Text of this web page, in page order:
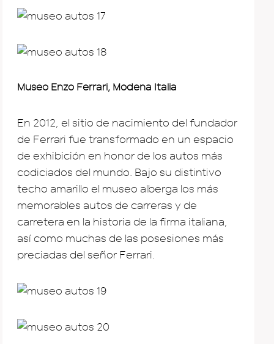
Museo Enzo Ferrari, Modena Italia
En 2012, el sitio de nacimiento del fundador
de Ferrari fue transformado en un espacio
de exhibición en honor de los autos más
codiciados del mundo. Bajo su distintivo
techo amarillo el museo alberga los más
memorables autos de carreras y de
carretera en la historia de la firma italiana,
así como muchas de las posesiones más
preciadas del señor Ferrari.